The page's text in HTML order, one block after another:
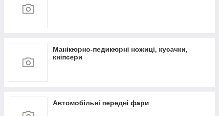
Манікюрно-педикюрні ножиці, кусачки,
кніпсери
Автомобільні передні фари